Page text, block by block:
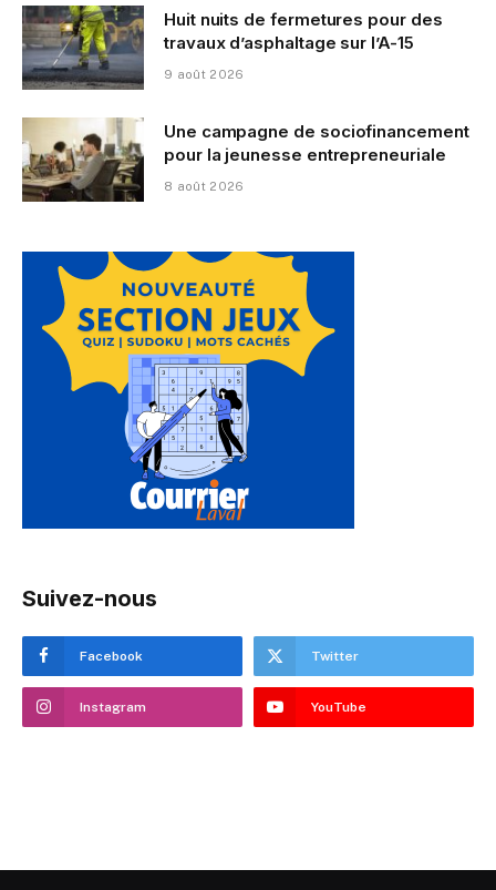
Huit nuits de fermetures pour des
travaux d’asphaltage sur l’A-15
9 août 2026
Une campagne de sociofinancement
pour la jeunesse entrepreneuriale
8 août 2026
Suivez-nous
Facebook Twitter
Instagram YouTube